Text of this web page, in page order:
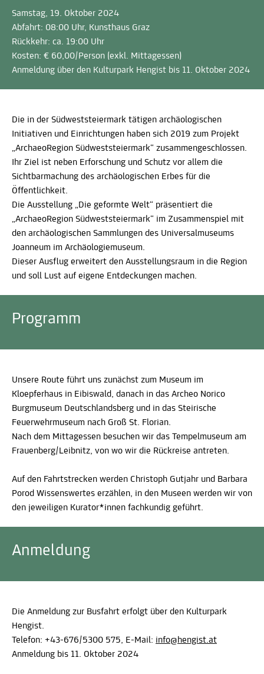
Samstag, 19. Oktober 2024
Abfahrt: 08:00 Uhr, Kunsthaus Graz
Rückkehr: ca. 19:00 Uhr
Kosten: € 60,00/Person (exkl. Mittagessen)
Anmeldung über den Kulturpark Hengist bis 11. Oktober 2024
Die in der Südweststeiermark tätigen archäologischen
Initiativen und Einrichtungen haben sich 2019 zum Projekt
„ArchaeoRegion Südweststeiermark“ zusammengeschlossen.
Ihr Ziel ist neben Erforschung und Schutz vor allem die
Sichtbarmachung des archäologischen Erbes für die
Öffentlichkeit.
Die Ausstellung „Die geformte Welt“ präsentiert die
„ArchaeoRegion Südweststeiermark“ im Zusammenspiel mit
den archäologischen Sammlungen des Universalmuseums
Joanneum im Archäologiemuseum.
Dieser Ausflug erweitert den Ausstellungsraum in die Region
und soll Lust auf eigene Entdeckungen machen.
Programm
Unsere Route führt uns zunächst zum Museum im
Kloepferhaus in Eibiswald, danach in das Archeo Norico
Burgmuseum Deutschlandsberg und in das Steirische
Feuerwehrmuseum nach Groß St. Florian.
Nach dem Mittagessen besuchen wir das Tempelmuseum am
Frauenberg/Leibnitz, von wo wir die Rückreise antreten.
Auf den Fahrtstrecken werden Christoph Gutjahr und Barbara
Porod Wissenswertes erzählen, in den Museen werden wir von
den jeweiligen Kurator*innen fachkundig geführt.
Anmeldung
Die Anmeldung zur Busfahrt erfolgt über den Kulturpark
Hengist.
Telefon: +43-676/5300 575, E-Mail: info@hengist.at
Anmeldung bis 11. Oktober 2024